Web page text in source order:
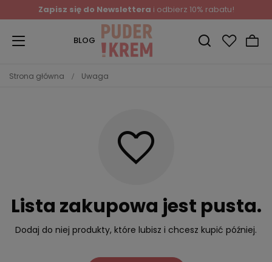
Zapisz się do Newslettera i odbierz 10% rabatu!
BLOG
Strona główna Uwaga
Lista zakupowa jest pusta.
Dodaj do niej produkty, które lubisz i chcesz kupić później.